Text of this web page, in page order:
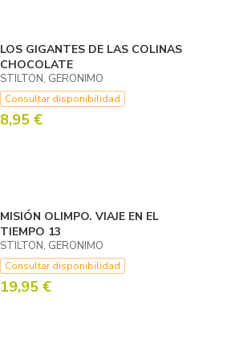
LOS GIGANTES DE LAS COLINAS
CHOCOLATE
STILTON, GERONIMO
Consultar disponibilidad
8,95 €
MISIÓN OLIMPO. VIAJE EN EL
TIEMPO 13
STILTON, GERONIMO
Consultar disponibilidad
19,95 €